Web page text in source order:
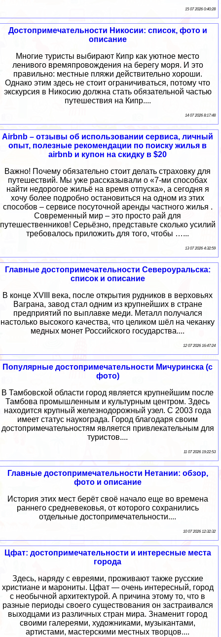
15 07 2026 0:40:28
Достопримечательности Никосии: список, фото и
описание
Многие туристы выбирают Кипр как уютное место
ленивого времяпровождения на берегу моря. И это
правильно: местные пляжи действительно хороши.
Однако этим здесь не стоит ограничиваться, потому что
экскурсия в Никосию должна стать обязательной частью
путешествия на Кипр....
14 07 2026 8:17:48
Airbnb – отзывы об использовании сервиса, личный
опыт, полезные рекомендации по поиску жилья в
airbnb и купон на скидку в $20
Важно! Почему обязательно стоит делать страховку для
путешествий. Мы уже рассказывали о «7-ми способах
найти недорогое жильё на время отпуска», а сегодня я
хочу более подробно остановиться на одном из этих
способов – сервисе посуточной аренды частного жилья .
Современный мир – это просто рай для
путешественников! Серьёзно, представьте сколько усилий
требовалось приложить для того, чтобы …...
13 07 2026 4:32:59
Главные достопримечательности Североуральска:
список и описание
В конце XVIII века, после открытия рудников в верховьях
Ваграна, завод стал одним из крупнейших в стране
предприятий по выплавке меди. Металл получался
настолько высокого качества, что целиком шёл на чеканку
медных монет Российского государства....
12 07 2026 16:47:24
Популярные достопримечательности Мичуринска (с
фото)
В Тамбовской области город является крупнейшим после
Тамбова промышленным и культурным центром. Здесь
находится крупный железнодорожный узел. С 2003 года
имеет статус наукограда. Город благодаря своим
достопримечательностям является привлекательным для
туристов....
11 07 2026 19:22:53
Главные достопримечательности Нетании: обзор,
фото и описание
История этих мест берёт своё начало еще во времена
раннего средневековья, от которого сохранились
отдельные достопримечательности....
10 07 2026 12:32:32
Цфат: достопримечательности и интересные места
города
Здесь, наряду с евреями, проживают также русские
христиане и марониты. Цфат — очень интересный, город
с необычной архитектурой. А причина этому то, что в
разные периоды своего существования он застраивался
выходцами из различных стран мира. Знаменит город
своими галереями, художниками, музыкантами,
артистами, мастерскими местных творцов....